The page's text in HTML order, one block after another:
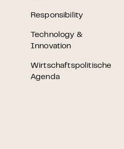
Responsibility
Technology &
Innovation
Wirtschaftspolitische
Agenda